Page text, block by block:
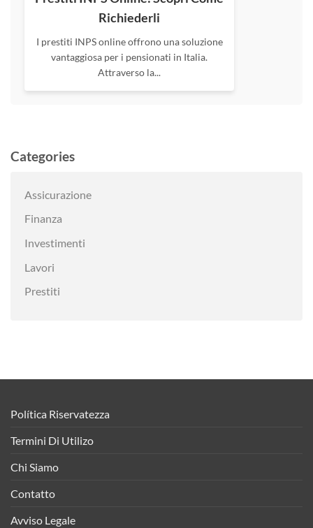
Richiederli
I prestiti INPS online offrono una soluzione
vantaggiosa per i pensionati in Italia.
Attraverso la...
Categories
Assicurazione
Finanza
Investimenti
Lavori
Prestiti
Política Riservatezza
Termini Di Utilizo
Chi Siamo
Contatto
Avviso Legale